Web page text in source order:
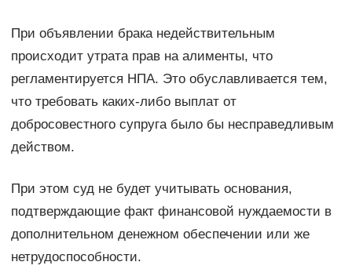
При объявлении брака недействительным
происходит утрата прав на алименты, что
регламентируется НПА. Это обуславливается тем,
что требовать каких-либо выплат от
добросовестного супруга было бы несправедливым
действом.
При этом суд не будет учитывать основания,
подтверждающие факт финансовой нуждаемости в
дополнительном денежном обеспечении или же
нетрудоспособности.